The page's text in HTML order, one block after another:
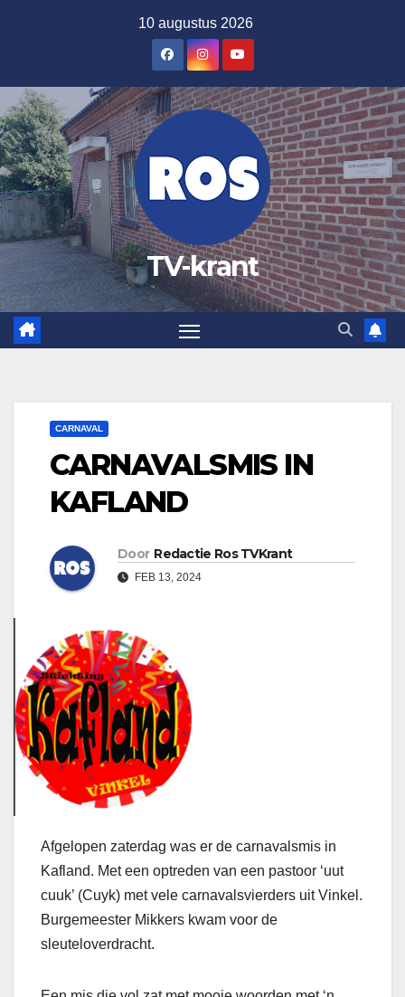
inhoud
10 augustus 2026
TV-krant
CARNAVAL
CARNAVALSMIS IN
KAFLAND
Door Redactie Ros TVKrant
FEB 13, 2024
Afgelopen zaterdag was er de carnavalsmis in
Kafland. Met een optreden van een pastoor ‘uut
cuuk’ (Cuyk) met vele carnavalsvierders uit Vinkel.
Burgemeester Mikkers kwam voor de
sleuteloverdracht.